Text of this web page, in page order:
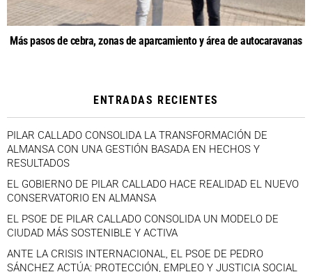
Más pasos de cebra, zonas de aparcamiento y área de autocaravanas
ENTRADAS RECIENTES
PILAR CALLADO CONSOLIDA LA TRANSFORMACIÓN DE
ALMANSA CON UNA GESTIÓN BASADA EN HECHOS Y
RESULTADOS
EL GOBIERNO DE PILAR CALLADO HACE REALIDAD EL NUEVO
CONSERVATORIO EN ALMANSA
EL PSOE DE PILAR CALLADO CONSOLIDA UN MODELO DE
CIUDAD MÁS SOSTENIBLE Y ACTIVA
ANTE LA CRISIS INTERNACIONAL, EL PSOE DE PEDRO
SÁNCHEZ ACTÚA: PROTECCIÓN, EMPLEO Y JUSTICIA SOCIAL